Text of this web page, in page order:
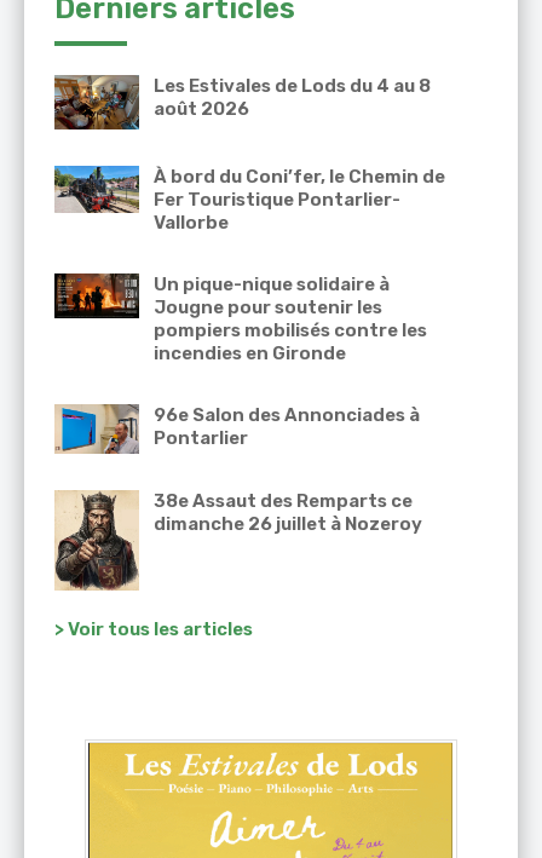
Derniers articles
Les Estivales de Lods du 4 au 8
août 2026
À bord du Coni’fer, le Chemin de
Fer Touristique Pontarlier-
Vallorbe
Un pique-nique solidaire à
Jougne pour soutenir les
pompiers mobilisés contre les
incendies en Gironde
96e Salon des Annonciades à
Pontarlier
38e Assaut des Remparts ce
dimanche 26 juillet à Nozeroy
> Voir tous les articles